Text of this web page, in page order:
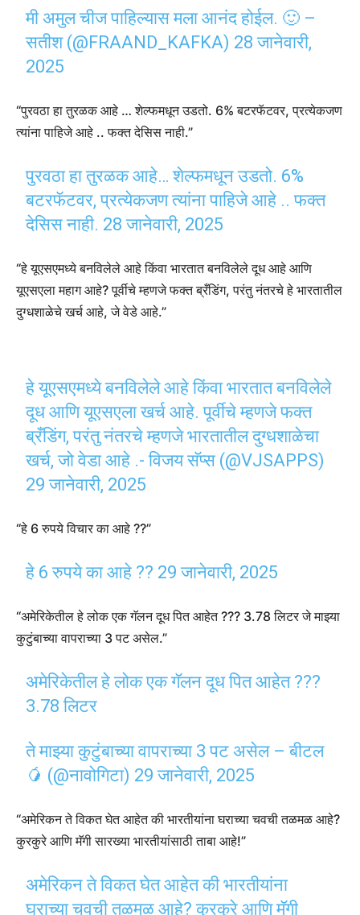
मी अमुल चीज पाहिल्यास मला आनंद होईल. 🙂 –
सतीश (@FRAAND_KAFKA) 28 जानेवारी,
2025
“पुरवठा हा तुरळक आहे … शेल्फमधून उडतो. 6% बटरफॅटवर, प्रत्येकजण
त्यांना पाहिजे आहे .. फक्त देसिस नाही.”
पुरवठा हा तुरळक आहे… शेल्फमधून उडतो. 6%
बटरफॅटवर, प्रत्येकजण त्यांना पाहिजे आहे .. फक्त
देसिस नाही. 28 जानेवारी, 2025
“हे यूएसएमध्ये बनविलेले आहे किंवा भारतात बनविलेले दूध आहे आणि
यूएसएला महाग आहे? पूर्वीचे म्हणजे फक्त ब्रँडिंग, परंतु नंतरचे हे भारतातील
दुग्धशाळेचे खर्च आहे, जे वेडे आहे.”
हे यूएसएमध्ये बनविलेले आहे किंवा भारतात बनविलेले
दूध आणि यूएसएला खर्च आहे. पूर्वीचे म्हणजे फक्त
ब्रँडिंग, परंतु नंतरचे म्हणजे भारतातील दुग्धशाळेचा
खर्च, जो वेडा आहे .- विजय सॅप्स (@VJSAPPS)
29 जानेवारी, 2025
“हे 6 रुपये विचार का आहे ??”
हे 6 रुपये का आहे ?? 29 जानेवारी, 2025
“अमेरिकेतील हे लोक एक गॅलन दूध पित आहेत ??? 3.78 लिटर जे माझ्या
कुटुंबाच्या वापराच्या 3 पट असेल.”
अमेरिकेतील हे लोक एक गॅलन दूध पित आहेत ???
3.78 लिटर
ते माझ्या कुटुंबाच्या वापराच्या 3 पट असेल – बीटल
🥭 (@नावोगिटा) 29 जानेवारी, 2025
“अमेरिकन ते विकत घेत आहेत की भारतीयांना घराच्या चवची तळमळ आहे?
कुरकुरे आणि मॅगी सारख्या भारतीयांसाठी ताबा आहे!”
अमेरिकन ते विकत घेत आहेत की भारतीयांना
घराच्या चवची तळमळ आहे? कुरकुरे आणि मॅगी